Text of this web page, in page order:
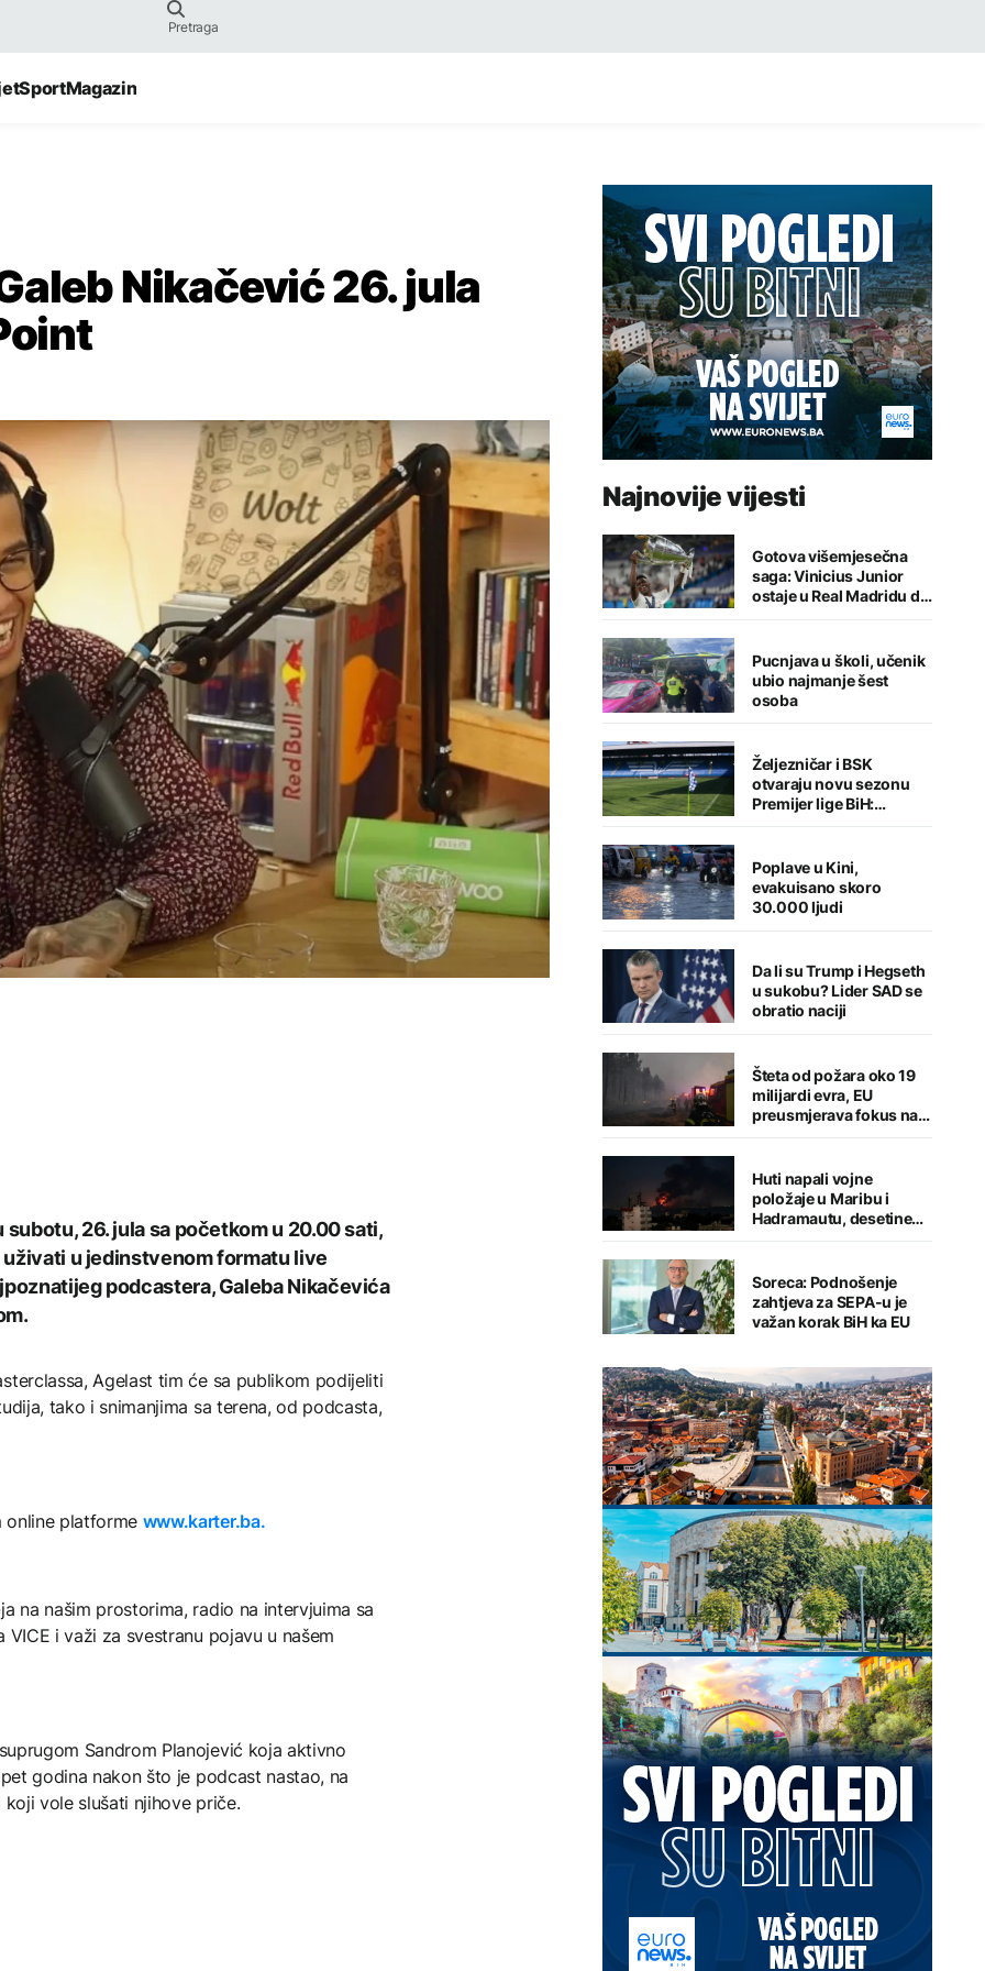
SportMagazin
Nikačević 26. jula
26. jula sa početkom u 20.00 sati,
u jedinstvenom formatu live
podcastera, Galeba Nikačevića
Agelast tim će sa publikom podijeliti
tako i snimanjima sa terena, od podcasta,
online platforme www.karter.ba.
na našim prostorima, radio na intervjuima sa
i važi za svestranu pojavu u našem
Sandrom Planojević koja aktivno
godina nakon što je podcast nastao, na
vole slušati njihove priče.
Najnovije vijesti
Gotova višemjesečna
saga: Vinicius Junior
ostaje u Real Madridu do
2032. godine
Pucnjava u školi, učenik
ubio najmanje šest
osoba
Željezničar i BSK
otvaraju novu sezonu
Premijer lige BiH:
Sarajlije u problemima,
Poplave u Kini,
evakuisano skoro
30.000 ljudi
Da li su Trump i Hegseth
u sukobu? Lider SAD se
obratio naciji
Šteta od požara oko 19
milijardi evra, EU
preusmjerava fokus na
prevenciju
Huti napali vojne
položaje u Maribu i
Hadramautu, desetine
stradalih
Soreca: Podnošenje
zahtjeva za SEPA-u je
važan korak BiH ka EU